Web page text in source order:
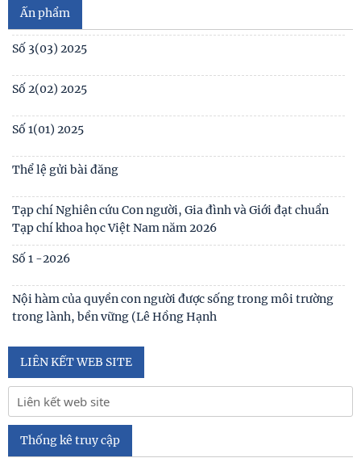
Ấn phẩm
No1(01) 2025
Số 3(03) 2025
Số 2(02) 2025
Số 1(01) 2025
Thể lệ gửi bài đăng
Tạp chí Nghiên cứu Con người, Gia đình và Giới đạt chuẩn
Tạp chí khoa học Việt Nam năm 2026
Số 1 -2026
Nội hàm của quyền con người được sống trong môi trường
trong lành, bền vững (Lê Hồng Hạnh
LIÊN KẾT WEB SITE
Thống kê truy cập